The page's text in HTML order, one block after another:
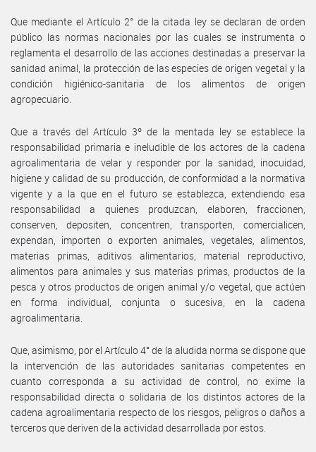
Que mediante el Artículo 2° de la citada ley se declaran de orden
público las normas nacionales por las cuales se instrumenta o
reglamenta el desarrollo de las acciones destinadas a preservar la
sanidad animal, la protección de las especies de origen vegetal y la
condición higiénico-sanitaria de los alimentos de origen
agropecuario.
Que a través del Artículo 3º de la mentada ley se establece la
responsabilidad primaria e ineludible de los actores de la cadena
agroalimentaria de velar y responder por la sanidad, inocuidad,
higiene y calidad de su producción, de conformidad a la normativa
vigente y a la que en el futuro se establezca, extendiendo esa
responsabilidad a quienes produzcan, elaboren, fraccionen,
conserven, depositen, concentren, transporten, comercialicen,
expendan, importen o exporten animales, vegetales, alimentos,
materias primas, aditivos alimentarios, material reproductivo,
alimentos para animales y sus materias primas, productos de la
pesca y otros productos de origen animal y/o vegetal, que actúen
en forma individual, conjunta o sucesiva, en la cadena
agroalimentaria.
Que, asimismo, por el Artículo 4° de la aludida norma se dispone que
la intervención de las autoridades sanitarias competentes en
cuanto corresponda a su actividad de control, no exime la
responsabilidad directa o solidaria de los distintos actores de la
cadena agroalimentaria respecto de los riesgos, peligros o daños a
terceros que deriven de la actividad desarrollada por estos.